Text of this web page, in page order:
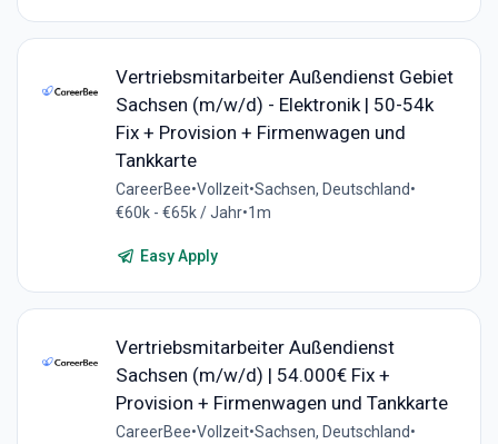
Vertriebsmitarbeiter Außendienst Gebiet
Sachsen (m/w/d) - Elektronik | 50-54k
Fix + Provision + Firmenwagen und
Tankkarte
CareerBee•Vollzeit•Sachsen, Deutschland•
€60k - €65k / Jahr•1m
Easy Apply
Vertriebsmitarbeiter Außendienst
Sachsen (m/w/d) | 54.000€ Fix +
Provision + Firmenwagen und Tankkarte
CareerBee•Vollzeit•Sachsen, Deutschland•